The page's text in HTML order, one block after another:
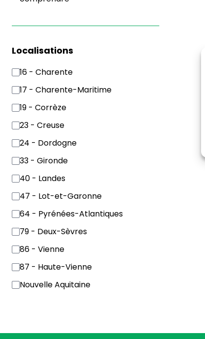
Localisations
16 - Charente
17 - Charente-Maritime
19 - Corrèze
23 - Creuse
24 - Dordogne
33 - Gironde
40 - Landes
47 - Lot-et-Garonne
64 - Pyrénées-Atlantiques
79 - Deux-Sèvres
86 - Vienne
87 - Haute-Vienne
Nouvelle Aquitaine